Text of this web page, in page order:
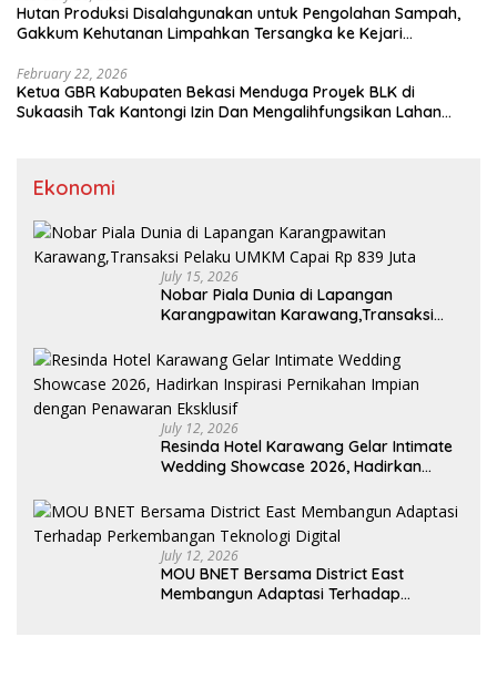
Hutan Produksi Disalahgunakan untuk Pengolahan Sampah,
Gakkum Kehutanan Limpahkan Tersangka ke Kejari
February 22, 2026
Ketua GBR Kabupaten Bekasi Menduga Proyek BLK di
Sukaasih Tak Kantongi Izin Dan Mengalihfungsikan Lahan
Ekonomi
July 15, 2026
Nobar Piala Dunia di Lapangan
Karangpawitan Karawang,Transaksi
July 12, 2026
Resinda Hotel Karawang Gelar Intimate
Wedding Showcase 2026, Hadirkan
Penawaran Eksklusif
July 12, 2026
MOU BNET Bersama District East
Membangun Adaptasi Terhadap